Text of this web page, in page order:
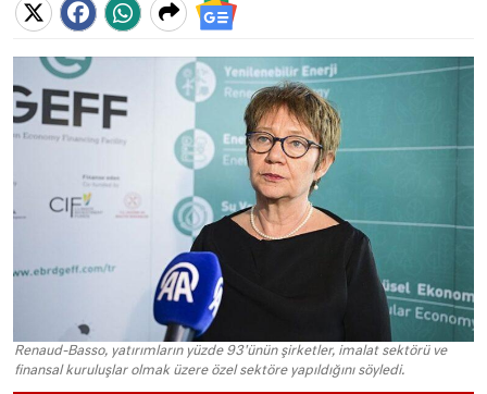
Renaud-Basso, yatırımların yüzde 93'ünün şirketler, imalat sektörü ve
finansal kuruluşlar olmak üzere özel sektöre yapıldığını söyledi.